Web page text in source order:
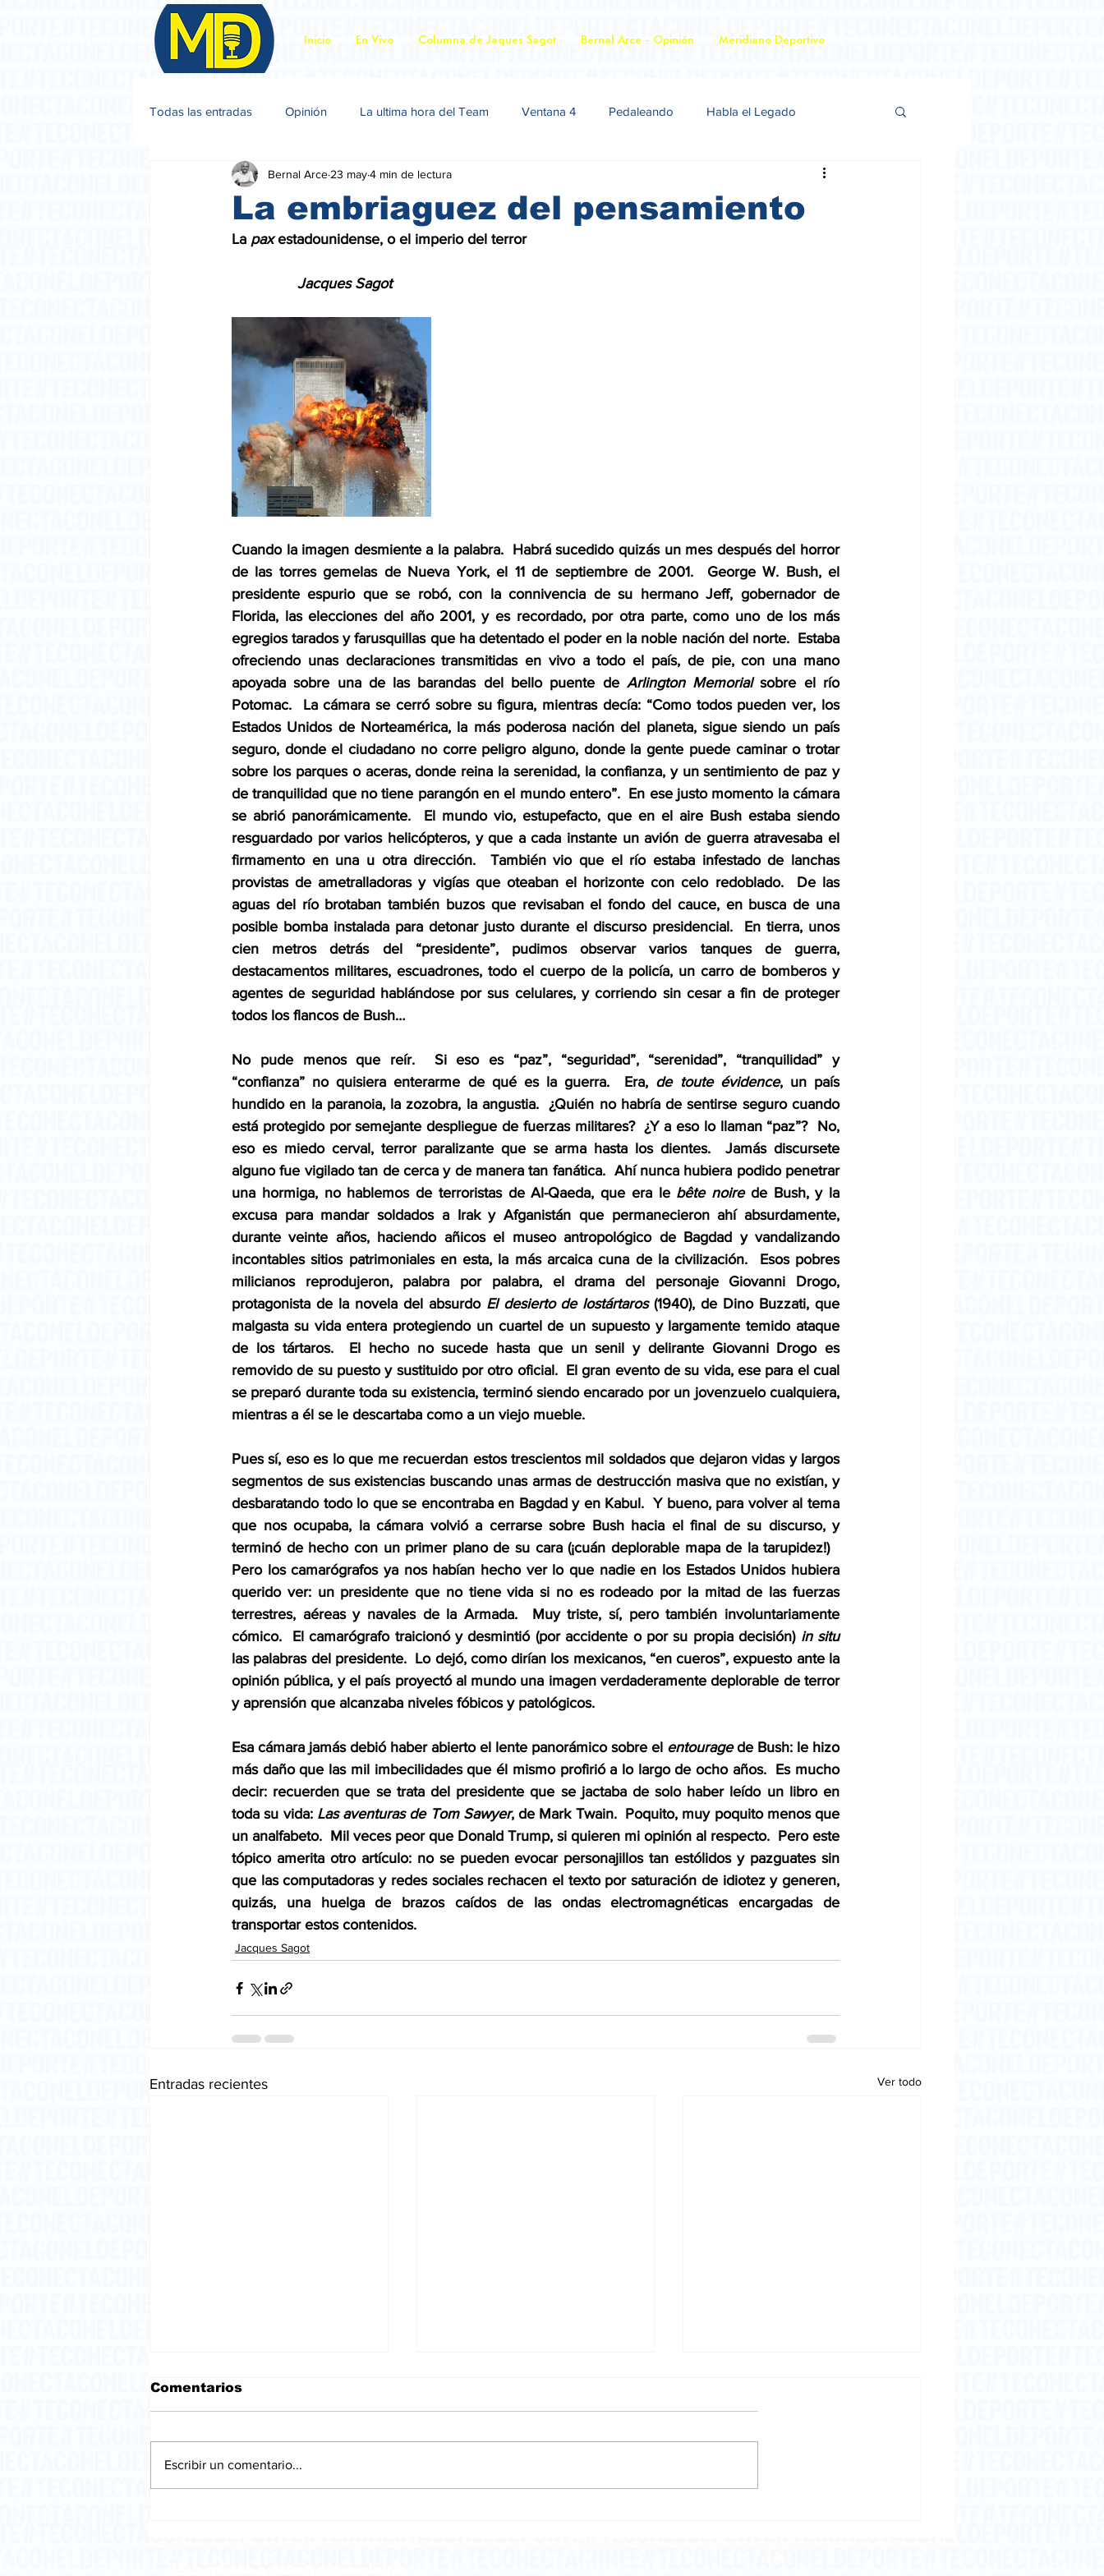
Inicio En Vivo Columna de Jaques Sagot Bernal Arce - Opinión Meridiano Deportivo
Todas las entradas Opinión La ultima hora del Team Ventana 4 Pedaleando Habla el Legado
Jacques Sagot
La embriaguez del pensamiento
Bernal Arce 23 may4 min de lectura
La pax estadounidense, o el imperio del terror
                Jacques Sagot
Cuando la imagen desmiente a la palabra.  Habrá sucedido quizás un mes después del horror
de las torres gemelas de Nueva York, el 11 de septiembre de 2001.  George W. Bush, el
presidente espurio que se robó, con la connivencia de su hermano Jeff, gobernador de
Florida, las elecciones del año 2001, y es recordado, por otra parte, como uno de los más
egregios tarados y farusquillas que ha detentado el poder en la noble nación del norte.  Estaba
ofreciendo unas declaraciones transmitidas en vivo a todo el país, de pie, con una mano
apoyada sobre una de las barandas del bello puente de Arlington Memorial sobre el río
Potomac.  La cámara se cerró sobre su figura, mientras decía: “Como todos pueden ver, los
Estados Unidos de Norteamérica, la más poderosa nación del planeta, sigue siendo un país
seguro, donde el ciudadano no corre peligro alguno, donde la gente puede caminar o trotar
sobre los parques o aceras, donde reina la serenidad, la confianza, y un sentimiento de paz y
de tranquilidad que no tiene parangón en el mundo entero”.  En ese justo momento la cámara
se abrió panorámicamente.  El mundo vio, estupefacto, que en el aire Bush estaba siendo
resguardado por varios helicópteros, y que a cada instante un avión de guerra atravesaba el
firmamento en una u otra dirección.  También vio que el río estaba infestado de lanchas
provistas de ametralladoras y vigías que oteaban el horizonte con celo redoblado.  De las
aguas del río brotaban también buzos que revisaban el fondo del cauce, en busca de una
posible bomba instalada para detonar justo durante el discurso presidencial.  En tierra, unos
cien metros detrás del “presidente”, pudimos observar varios tanques de guerra,
destacamentos militares, escuadrones, todo el cuerpo de la policía, un carro de bomberos y
agentes de seguridad hablándose por sus celulares, y corriendo sin cesar a fin de proteger
todos los flancos de Bush…
No pude menos que reír.  Si eso es “paz”, “seguridad”, “serenidad”, “tranquilidad” y
“confianza” no quisiera enterarme de qué es la guerra.  Era, de toute évidence, un país
hundido en la paranoia, la zozobra, la angustia.  ¿Quién no habría de sentirse seguro cuando
está protegido por semejante despliegue de fuerzas militares?  ¿Y a eso lo llaman “paz”?  No,
eso es miedo cerval, terror paralizante que se arma hasta los dientes.  Jamás discursete
alguno fue vigilado tan de cerca y de manera tan fanática.  Ahí nunca hubiera podido penetrar
una hormiga, no hablemos de terroristas de Al-Qaeda, que era le bête noire de Bush, y la
excusa para mandar soldados a Irak y Afganistán que permanecieron ahí absurdamente,
durante veinte años, haciendo añicos el museo antropológico de Bagdad y vandalizando
incontables sitios patrimoniales en esta, la más arcaica cuna de la civilización.  Esos pobres
milicianos reprodujeron, palabra por palabra, el drama del personaje Giovanni Drogo,
protagonista de la novela del absurdo El desierto de lostártaros (1940), de Dino Buzzati, que
malgasta su vida entera protegiendo un cuartel de un supuesto y largamente temido ataque
de los tártaros.  El hecho no sucede hasta que un senil y delirante Giovanni Drogo es
removido de su puesto y sustituido por otro oficial.  El gran evento de su vida, ese para el cual
se preparó durante toda su existencia, terminó siendo encarado por un jovenzuelo cualquiera,
mientras a él se le descartaba como a un viejo mueble.
Pues sí, eso es lo que me recuerdan estos trescientos mil soldados que dejaron vidas y largos
segmentos de sus existencias buscando unas armas de destrucción masiva que no existían, y
desbaratando todo lo que se encontraba en Bagdad y en Kabul.  Y bueno, para volver al tema
que nos ocupaba, la cámara volvió a cerrarse sobre Bush hacia el final de su discurso, y
terminó de hecho con un primer plano de su cara (¡cuán deplorable mapa de la tarupidez!)
Pero los camarógrafos ya nos habían hecho ver lo que nadie en los Estados Unidos hubiera
querido ver: un presidente que no tiene vida si no es rodeado por la mitad de las fuerzas
terrestres, aéreas y navales de la Armada.  Muy triste, sí, pero también involuntariamente
cómico.  El camarógrafo traicionó y desmintió (por accidente o por su propia decisión) in situ
las palabras del presidente.  Lo dejó, como dirían los mexicanos, “en cueros”, expuesto ante la
opinión pública, y el país proyectó al mundo una imagen verdaderamente deplorable de terror
y aprensión que alcanzaba niveles fóbicos y patológicos.
Esa cámara jamás debió haber abierto el lente panorámico sobre el entourage de Bush: le hizo
más daño que las mil imbecilidades que él mismo profirió a lo largo de ocho años.  Es mucho
decir: recuerden que se trata del presidente que se jactaba de solo haber leído un libro en
toda su vida: Las aventuras de Tom Sawyer, de Mark Twain.  Poquito, muy poquito menos que
un analfabeto.  Mil veces peor que Donald Trump, si quieren mi opinión al respecto.  Pero este
tópico amerita otro artículo: no se pueden evocar personajillos tan estólidos y pazguates sin
que las computadoras y redes sociales rechacen el texto por saturación de idiotez y generen,
quizás, una huelga de brazos caídos de las ondas electromagnéticas encargadas de
transportar estos contenidos.
Jacques Sagot
Entradas recientes Ver todo
Comentarios
Escribir un comentario...